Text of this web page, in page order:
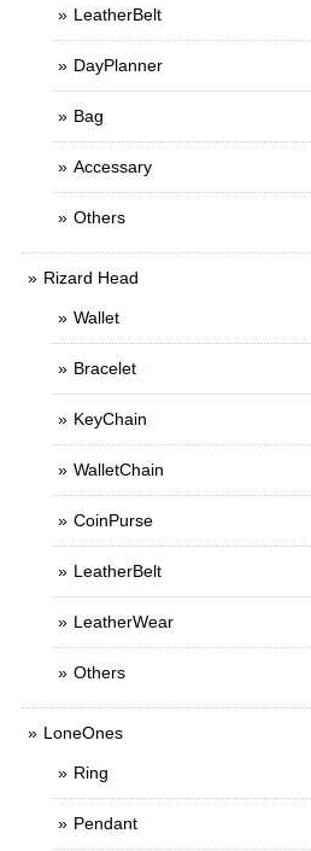
LeatherBelt
DayPlanner
Bag
Accessary
Others
Rizard Head
Wallet
Bracelet
KeyChain
WalletChain
CoinPurse
LeatherBelt
LeatherWear
Others
LoneOnes
Ring
Pendant